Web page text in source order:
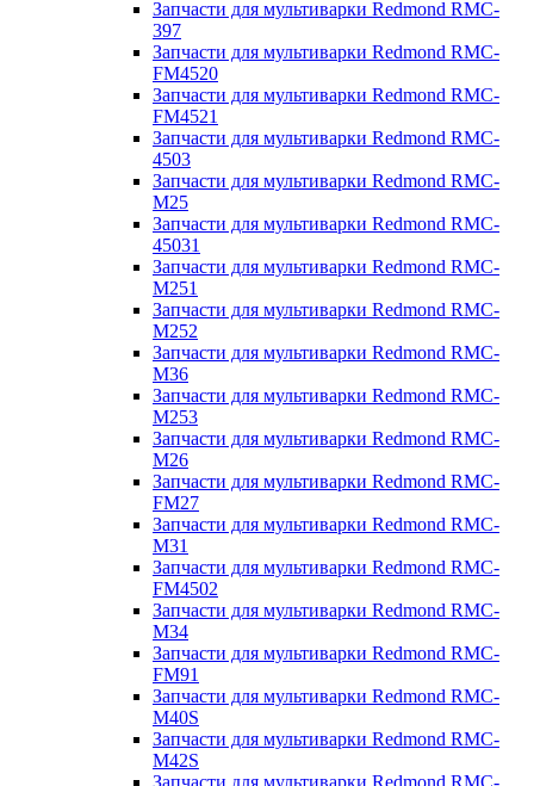
Запчасти для мультиварки Redmond RMC-
397
Запчасти для мультиварки Redmond RMC-
FM4520
Запчасти для мультиварки Redmond RMC-
FM4521
Запчасти для мультиварки Redmond RMC-
4503
Запчасти для мультиварки Redmond RMC-
M25
Запчасти для мультиварки Redmond RMC-
45031
Запчасти для мультиварки Redmond RMC-
M251
Запчасти для мультиварки Redmond RMC-
M252
Запчасти для мультиварки Redmond RMC-
M36
Запчасти для мультиварки Redmond RMC-
M253
Запчасти для мультиварки Redmond RMC-
M26
Запчасти для мультиварки Redmond RMC-
FM27
Запчасти для мультиварки Redmond RMC-
M31
Запчасти для мультиварки Redmond RMC-
FM4502
Запчасти для мультиварки Redmond RMC-
M34
Запчасти для мультиварки Redmond RMC-
FM91
Запчасти для мультиварки Redmond RMC-
M40S
Запчасти для мультиварки Redmond RMC-
M42S
Запчасти для мультиварки Redmond RMC-